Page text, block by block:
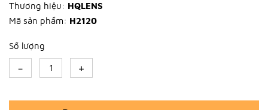
Thương hiệu: HQLENS
Mã sản phẩm: H2120
Số lượng
- +